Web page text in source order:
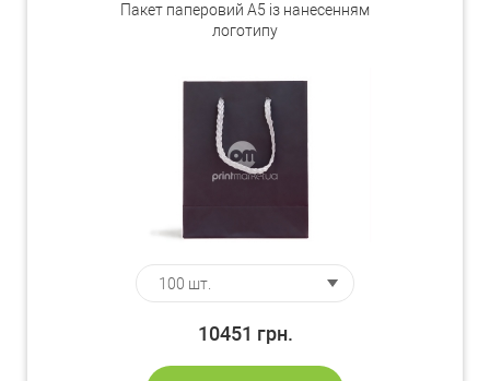
Пакет паперовий А5 із нанесенням
логотипу
10451 грн.